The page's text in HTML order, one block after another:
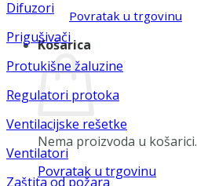
Povratak u trgovinu
Košarica
Nema proizvoda u košarici.
Povratak u trgovinu
Difuzori
Prigušivači
Protukišne žaluzine
Regulatori protoka
Ventilacijske rešetke
Ventilatori
Zaštita od požara